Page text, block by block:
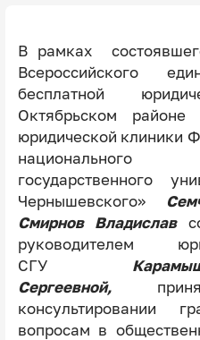
В рамках
Всероссийского
бесплатной
Октябрьском
юридической клиники
национального
государственного
Чернышевского»
Смирнов Владислав
руководителем
СГУ
Сергеевной,
консультировании
вопросам в